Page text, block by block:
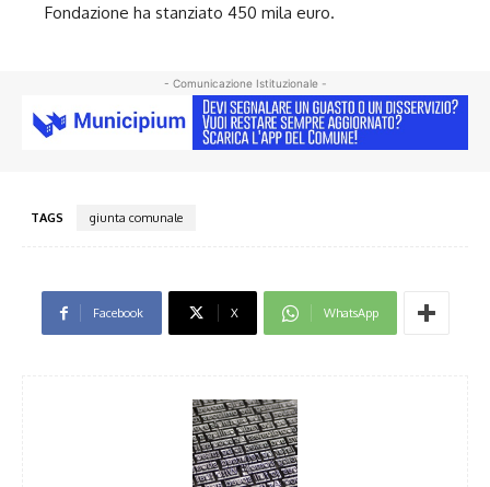
Fondazione ha stanziato 450 mila euro.
- Comunicazione Istituzionale -
TAGS giunta comunale
Facebook X WhatsApp